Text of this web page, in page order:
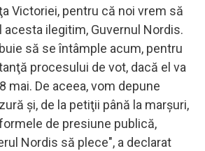
Victoriei, pentru că noi vrem să
ilegitim, Guvernul Nordis.
să se întâmple acum, pentru
procesului de vot, dacă el va
mai. De aceea, vom depune
şi, de la petiţii până la marşuri,
de presiune publică,
Nordis să plece", a declarat